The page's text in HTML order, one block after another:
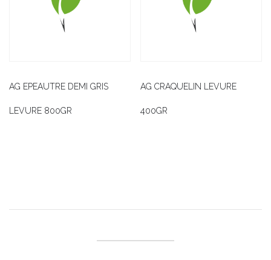
AG EPEAUTRE DEMI GRIS
LEVURE 800GR
AG CRAQUELIN LEVURE
400GR